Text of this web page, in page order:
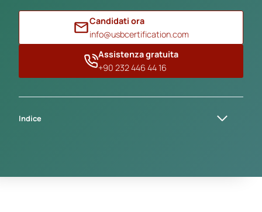
Candidati ora
info@usbcertification.com
Assistenza gratuita
+90 232 446 44 16
Indice